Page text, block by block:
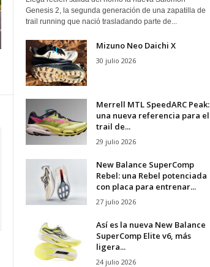
Genesis 2, la segunda generación de una zapatilla de
trail running que nació trasladando parte de...
Mizuno Neo Daichi X
30 julio 2026
Merrell MTL SpeedARC Peak:
una nueva referencia para el
trail de...
29 julio 2026
New Balance SuperComp
Rebel: una Rebel potenciada
con placa para entrenar...
27 julio 2026
Así es la nueva New Balance
SuperComp Elite v6, más
ligera...
24 julio 2026